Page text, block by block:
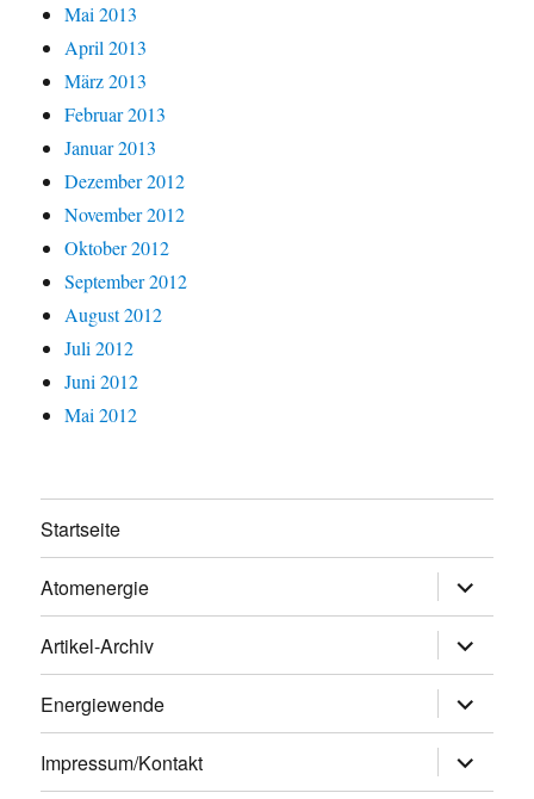
Mai 2013
April 2013
März 2013
Februar 2013
Januar 2013
Dezember 2012
November 2012
Oktober 2012
September 2012
August 2012
Juli 2012
Juni 2012
Mai 2012
Startseite
Atomenergie
öffnen
Artikel-Archiv
öffnen
Energiewende
öffnen
Impressum/Kontakt
öffnen